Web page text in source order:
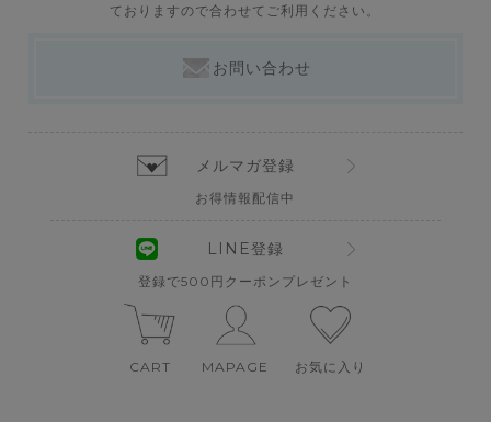
ておりますので合わせてご利用ください。
お問い合わせ
メルマガ登録
お得情報配信中
LINE登録
登録で500円クーポンプレゼント
CART MAPAGE お気に入り